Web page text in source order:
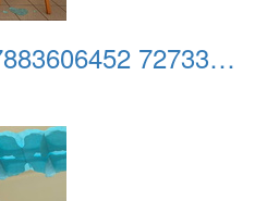
499663461 722797883606452 7273392204708200174 n